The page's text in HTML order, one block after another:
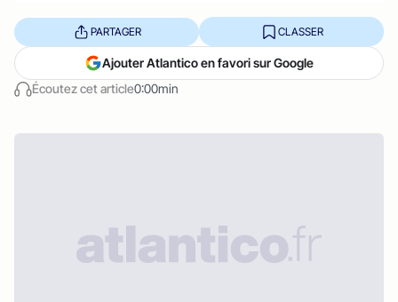
Écoutez cet article0:00min
PARTAGER CLASSER
Ajouter Atlantico en favori sur Google